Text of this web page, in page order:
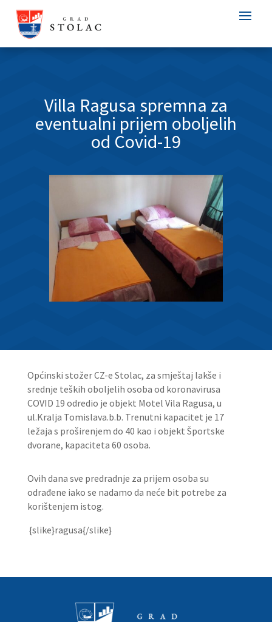
Villa Ragusa spremna za
eventualni prijem oboljelih
od Covid-19
Općinski stožer CZ-e Stolac, za smještaj lakše i
srednje teških oboljelih osoba od koronavirusa
COVID 19 odredio je objekt Motel Vila Ragusa, u
ul.Kralja Tomislava.b.b. Trenutni kapacitet je 17
ležaja s proširenjem do 40 kao i objekt Športske
dvorane, kapaciteta 60 osoba.
Ovih dana sve predradnje za prijem osoba su
odrađene iako se nadamo da neće bit potrebe za
korištenjem istog.
{slike}ragusa{/slike}